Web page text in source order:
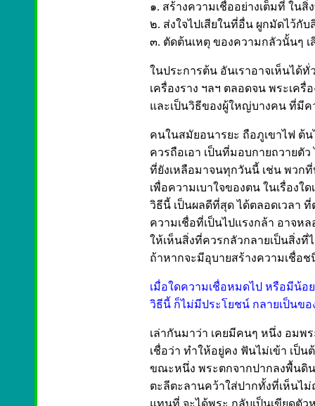
๑. สร้างความเชื่ออย่างเต็มที่ ในสิ่
๒. ส่งใจไปเสียในที่อื่น ผูกมัดไว้กับ
๓. ตัดต้นเหตุ ของความกลัวนั้นๆ เ
ในประการต้น อันเราอาจเห็นได้
เครื่องราง ฯลฯ ตลอดจน พระเครื่
และเป็นวิธีของผู้ใหญ่บางคน ที่มีค
คนในสมัยอนารยะ ถือภูเขาไฟ ต้
ควรถือเอา เป็นที่มอบกายถวายตั
ที่ยังเหลือมาจนทุกวันนี้ เช่น พวก
เพื่อความเบาใจของตน ในเรื่องใด
วิธีนี้ เป็นผลดีที่สุด ได้ตลอดเวลา
ความเชื่อที่เป็นไปแรงกล้า อาจหล
ให้เห็นสิ่งที่ควรกลัวกลายเป็นสิ่งที่
ถ้าหากจะมีอุบายสร้างความเชื่อ
เมื่อใดความเชื่อหมดไป หรือมีน้
วิธีนี้ ก็ไม่มีประโยชน์ กลายเป็นขอ
เล่ากันมาว่า เคยมีคนๆ หนึ่ง อมพ
เชื่อว่า ทำให้อยู่คง ฟันไม่เข้า เป็น
ขณะหนึ่ง พระตกจากปากลงพื้นดิ
ตะลีตะลานคว้าใส่ปากทั้งที่เห็นไ
แทนที่ จะได้พระ กลับเป็นเขียดตัว